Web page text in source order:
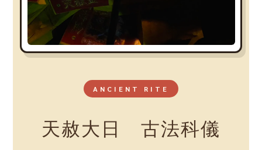
ANCIENT RITE
天赦大日 古法科儀